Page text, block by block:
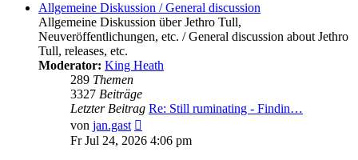
Allgemeine Diskussion / General discussion
Allgemeine Diskussion über Jethro Tull,
Neuveröffentlichungen, etc. / General discussion about Jethro
Tull, releases, etc.
Moderator: King Heath
289 Themen
3327 Beiträge
Letzter Beitrag Re: Still ruminating - Findin…
von jan.gast
Beitrag
Fr Jul 24, 2026 4:06 pm